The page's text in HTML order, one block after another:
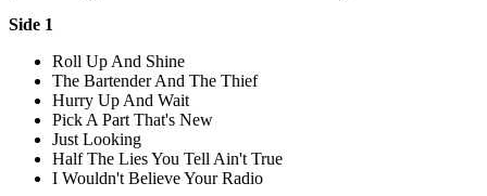
Side 1
Roll Up And Shine
The Bartender And The Thief
Hurry Up And Wait
Pick A Part That's New
Just Looking
Half The Lies You Tell Ain't True
I Wouldn't Believe Your Radio